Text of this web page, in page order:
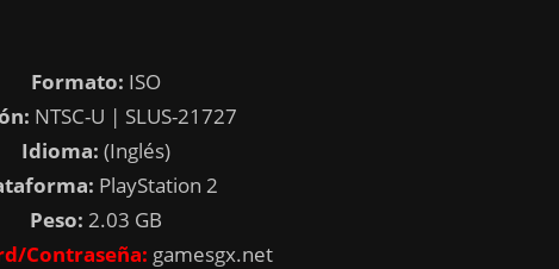
Formato: ISO
NTSC-U | SLUS-21727
Idioma: (Inglés)
PlayStation 2
Peso: 2.03 GB
Contraseña: gamesgx.net